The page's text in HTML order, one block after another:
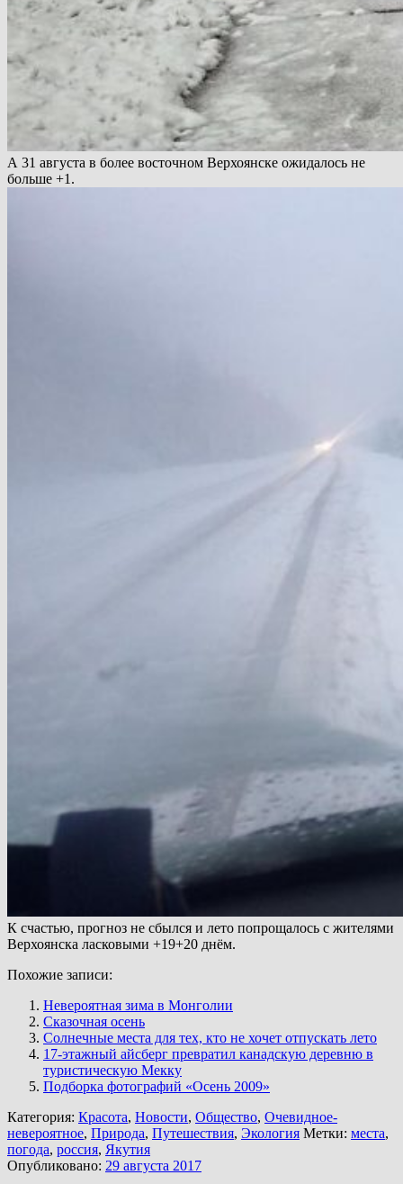
А 31 августа в более восточном Верхоянске ожидалось не
больше +1.
К счастью, прогноз не сбылся и лето попрощалось с жителями
Верхоянска ласковыми +19+20 днём.
Похожие записи:
Невероятная зима в Монголии
Сказочная осень
Солнечные места для тех, кто не хочет отпускать лето
17-этажный айсберг превратил канадскую деревню в
туристическую Мекку
Подборка фотографий «Осень 2009»
Категория: Красота, Новости, Общество, Очевидное-
невероятное, Природа, Путешествия, Экология Метки: места,
погода, россия, Якутия
Опубликовано: 29 августа 2017